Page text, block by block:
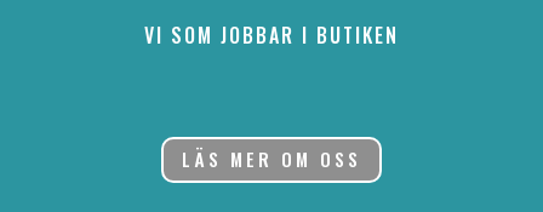
VI SOM JOBBAR I BUTIKEN
LÄS MER OM OSS